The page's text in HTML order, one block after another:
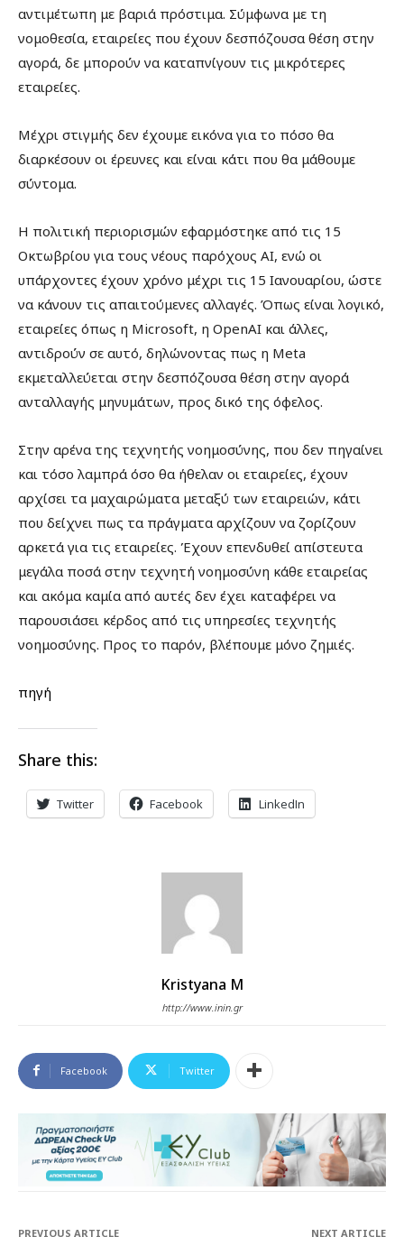
αντιμέτωπη με βαριά πρόστιμα. Σύμφωνα με τη
νομοθεσία, εταιρείες που έχουν δεσπόζουσα θέση στην
αγορά, δε μπορούν να καταπνίγουν τις μικρότερες
εταιρείες.
Μέχρι στιγμής δεν έχουμε εικόνα για το πόσο θα
διαρκέσουν οι έρευνες και είναι κάτι που θα μάθουμε
σύντομα.
Η πολιτική περιορισμών εφαρμόστηκε από τις 15
Οκτωβρίου για τους νέους παρόχους ΑΙ, ενώ οι
υπάρχοντες έχουν χρόνο μέχρι τις 15 Ιανουαρίου, ώστε
να κάνουν τις απαιτούμενες αλλαγές. Όπως είναι λογικό,
εταιρείες όπως η Microsoft, η OpenAI και άλλες,
αντιδρούν σε αυτό, δηλώνοντας πως η Meta
εκμεταλλεύεται στην δεσπόζουσα θέση στην αγορά
ανταλλαγής μηνυμάτων, προς δικό της όφελος.
Στην αρένα της τεχνητής νοημοσύνης, που δεν πηγαίνει
και τόσο λαμπρά όσο θα ήθελαν οι εταιρείες, έχουν
αρχίσει τα μαχαιρώματα μεταξύ των εταιρειών, κάτι
που δείχνει πως τα πράγματα αρχίζουν να ζορίζουν
αρκετά για τις εταιρείες. Έχουν επενδυθεί απίστευτα
μεγάλα ποσά στην τεχνητή νοημοσύνη κάθε εταιρείας
και ακόμα καμία από αυτές δεν έχει καταφέρει να
παρουσιάσει κέρδος από τις υπηρεσίες τεχνητής
νοημοσύνης. Προς το παρόν, βλέπουμε μόνο ζημιές.
πηγή
Share this:
Twitter Facebook LinkedIn
Kristyana M
http://www.inin.gr
Facebook Twitter
PREVIOUS ARTICLE NEXT ARTICLE